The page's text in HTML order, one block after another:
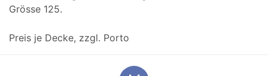
Grösse 125.
Preis je Decke, zzgl. Porto